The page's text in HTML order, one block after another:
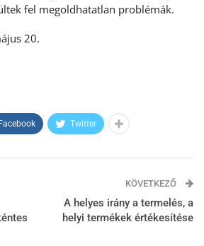
fel megoldhatatlan problémák.
20.
Facebook Twitter
KÖVETKEZŐ
A helyes irány a termelés, a
helyi termékek értékesítése